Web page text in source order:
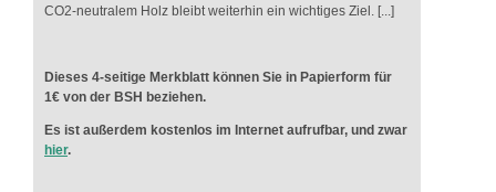
CO2-neutralem Holz bleibt weiterhin ein wichtiges Ziel. [...]
Dieses 4-seitige Merkblatt können Sie in Papierform für
1€ von der BSH beziehen.
Es ist außerdem kostenlos im Internet aufrufbar, und zwar
hier.